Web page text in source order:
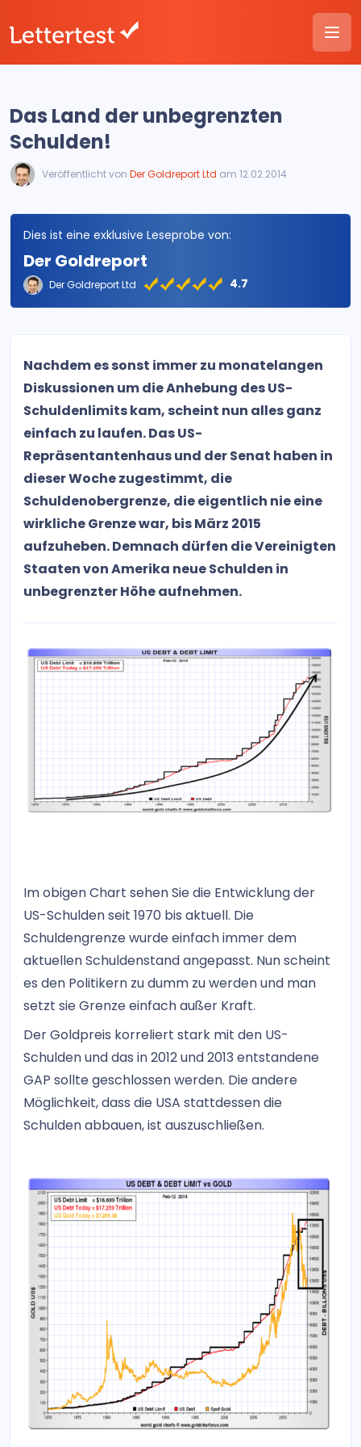
Das Land der unbegrenzten
Schulden!
Veröffentlicht von Der Goldreport Ltd am 12.02.2014
Dies ist eine exklusive Leseprobe von:
Der Goldreport
Der Goldreport Ltd 4.7
Nachdem es sonst immer zu monatelangen
Diskussionen um die Anhebung des US-
Schuldenlimits kam, scheint nun alles ganz
einfach zu laufen. Das US-
Repräsentantenhaus und der Senat haben in
dieser Woche zugestimmt, die
Schuldenobergrenze, die eigentlich nie eine
wirkliche Grenze war, bis März 2015
aufzuheben. Demnach dürfen die Vereinigten
Staaten von Amerika neue Schulden in
unbegrenzter Höhe aufnehmen.
Im obigen Chart sehen Sie die Entwicklung der
US-Schulden seit 1970 bis aktuell. Die
Schuldengrenze wurde einfach immer dem
aktuellen Schuldenstand angepasst. Nun scheint
es den Politikern zu dumm zu werden und man
setzt sie Grenze einfach außer Kraft.
Der Goldpreis korreliert stark mit den US-
Schulden und das in 2012 und 2013 entstandene
GAP sollte geschlossen werden. Die andere
Möglichkeit, dass die USA stattdessen die
Schulden abbauen, ist auszuschließen.